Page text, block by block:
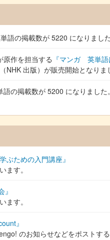
語の掲載数が 5220 になりました
原作を担当する 『マンガ 英単
（NHK 出版）が販売開始となりま
語の掲載数が 5200 になりました。
ぶための入門講座』
ます。
』
ます。
』
のお知らせなどをポストす